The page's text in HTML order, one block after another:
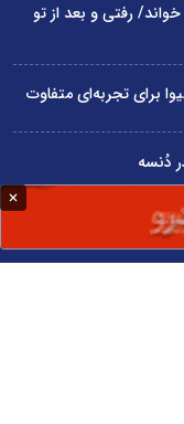
رفتی و بعد از تو
برای تجربه‌ای متفاوت
دُنسه
بفهمیم؟